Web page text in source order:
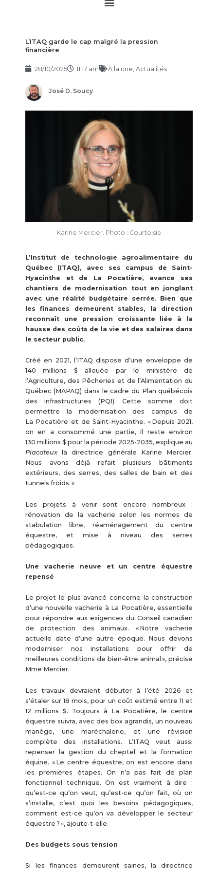
L’ITAQ garde le cap malgré la pression
financière
28/10/2025 11:17 am À la une Actualités
José D. Soucy
Karine Mercier. Photo : Courtoisie
L’Institut de technologie agroalimentaire du
Québec (ITAQ), avec ses campus de Saint-
Hyacinthe et de La Pocatière, avance ses
chantiers de modernisation tout en jonglant
avec une réalité budgétaire serrée. Bien que
les finances demeurent stables, la direction
reconnaît une pression croissante liée à la
hausse des coûts de la vie et des salaires dans
le secteur public.
Créé en 2021, l’ITAQ dispose d’une enveloppe de
140 millions $ allouée par le ministère de
l’Agriculture, des Pêcheries et de l’Alimentation du
Québec (MAPAQ) dans le cadre du Plan québécois
des infrastructures (PQI). Cette somme doit
permettre la modernisation des campus de
La Pocatière et de Saint-Hyacinthe. « Depuis 2021,
on en a consommé une partie, il reste environ
130 millions $ pour la période 2025-2035, explique au
Placoteuxla directrice générale Karine Mercier.
Nous avons déjà refait plusieurs bâtiments
extérieurs, des serres, des salles de bain et des
tunnels froids. »
Les projets à venir sont encore nombreux :
rénovation de la vacherie selon les normes de
stabulation libre, réaménagement du centre
équestre, et mise à niveau des serres
pédagogiques.
Une vacherie neuve et un centre équestre
repensé
Le projet le plus avancé concerne la construction
d’une nouvelle vacherie à La Pocatière, essentielle
pour répondre aux exigences du Conseil canadien
de protection des animaux. « Notre vacherie
actuelle date d’une autre époque. Nous devons
moderniser nos installations pour offrir de
meilleures conditions de bien-être animal », précise
Mme Mercier.
Les travaux devraient débuter à l’été 2026 et
s’étaler sur 18 mois, pour un coût estimé entre 11 et
12 millions $. Toujours à La Pocatière, le centre
équestre suivra, avec des box agrandis, un nouveau
manège, une maréchalerie, et une révision
complète des installations. L’ITAQ veut aussi
repenser la gestion du cheptel et la formation
équine. « Le centre équestre, on est encore dans
les premières étapes. On n’a pas fait de plan
fonctionnel technique. On est vraiment à dire :
qu’est-ce qu’on veut, qu’est-ce qu’on fait, où on
s’installe, c’est quoi les besoins pédagogiques,
comment est-ce qu’on va développer le secteur
équestre ? », ajoute-t-elle.
Des budgets sous tension
Si les finances demeurent saines, la directrice